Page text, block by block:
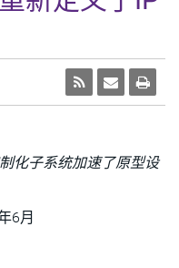
化子系统加速了原型设
6月